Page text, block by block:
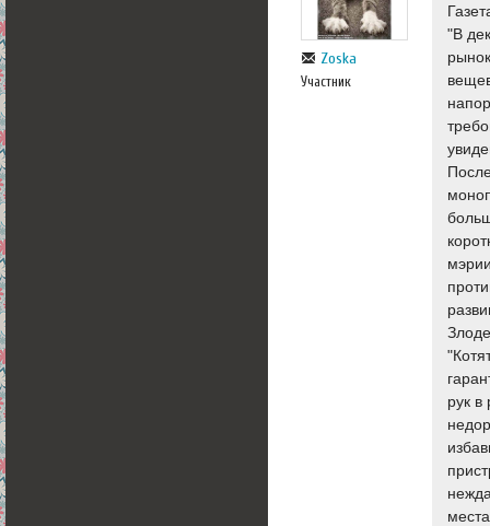
Zoska
Участник
"В
рук в